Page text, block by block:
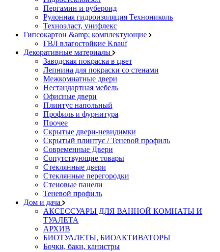
Пергамин и рубероид
Рулонная гидроизоляция Технониколь
Техноэласт, унифлекс
Гипсокартон &amp; комплектующие
ГВЛ влагостойкие Knauf
Декоративные материалы
Заводская покраска в цвет
Лепнина для покраски со стенами
Межкомнатные двери
Нестандартная мебель
Офисные двери
Плинтус напольный
Профиль и фурнитура
Прочее
Скрытые двери-невидимки
Скрытый плинтус / Теневой профиль
Современные Двери
Сопутствующие товары
Стеклянные двери
Стеклянные перегородки
Стеновые панели
Теневой профиль
Дом и дача
АКСЕССУАРЫ ДЛЯ ВАННОЙ КОМНАТЫ И
ТУАЛЕТА
АРХИВ
БИОТУАЛЕТЫ, БИОАКТИВАТОРЫ
Бочки, баки, канистры